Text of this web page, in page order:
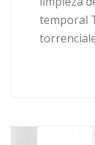
necesarias
La información
cuando visita
publicidad
temporal